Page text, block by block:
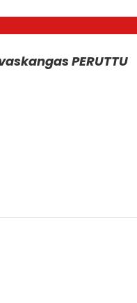
PERUTTU